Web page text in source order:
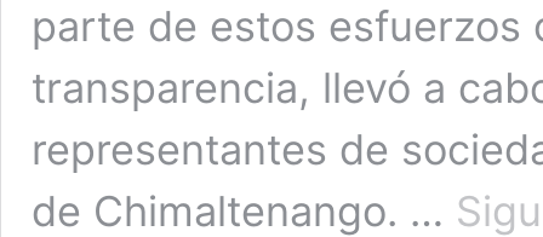
parte de estos esfuerzos
transparencia, llevó a
representantes de
de Chimaltenango. …